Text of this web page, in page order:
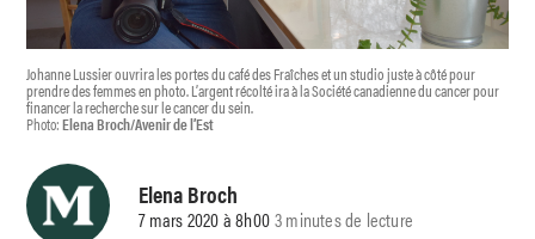
Johanne Lussier ouvrira les portes du café des Fraîches et un studio juste à côté pour
prendre des femmes en photo. L’argent récolté ira à la Société canadienne du cancer pour
financer la recherche sur le cancer du sein.
Photo:Elena Broch/Avenir de l’Est
Elena Broch
7 mars 2020 à 8h003 minutes de lecture